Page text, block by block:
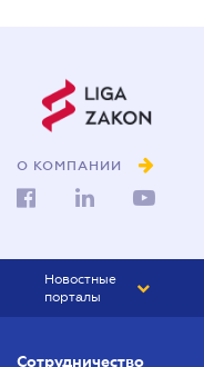
О КОМПАНИИ
Новостные
порталы
Сотрудничество